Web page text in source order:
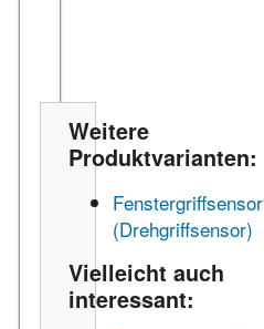
Weitere
Produktvarianten:
Fenstergriffsensor
(Drehgriffsensor)
Vielleicht auch
interessant: